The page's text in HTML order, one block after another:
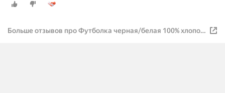
Больше отзывов про Футболка черная/белая 100% хлопок